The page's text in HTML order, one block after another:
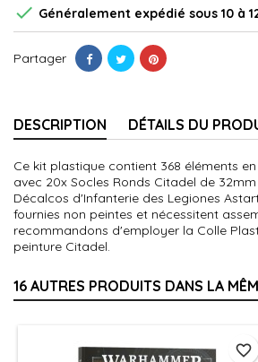
 Généralement expédié sous 10 à
Partager
DESCRIPTION DÉTAILS DU
Ce kit plastique contient 368 éléments
avec 20x Socles Ronds Citadel de
Décalcos d'Infanterie des Legiones
fournies non peintes et nécessitent
recommandons d'employer la Colle
peinture Citadel.
16 AUTRES PRODUITS DANS LA
favorite_border